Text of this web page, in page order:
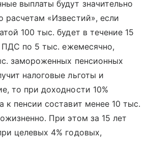
выплаты будут значительно
«Известий», если
100 тыс. будет в течение 15
ПДС по 5 тыс. ежемесячно,
замороженных пенсионных
налоговые льготы и
то при доходности 10%
к пенсии составит менее 10 тыс.
При этом за 15 лет
целевых 4% годовых,